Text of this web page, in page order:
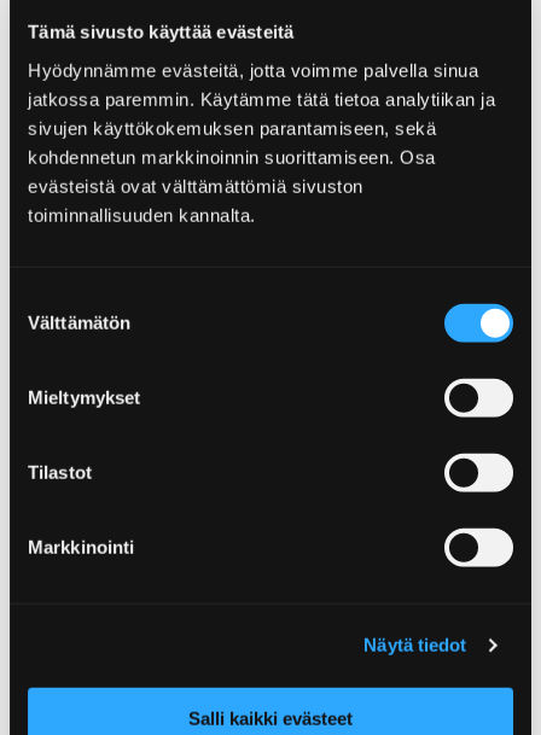
Tämä sivusto käyttää evästeitä
Hyödynnämme evästeitä, jotta voimme palvella sinua
jatkossa paremmin. Käytämme tätä tietoa analytiikan ja
sivujen käyttökokemuksen parantamiseen, sekä
kohdennetun markkinoinnin suorittamiseen. Osa
evästeistä ovat välttämättömiä sivuston
toiminnallisuuden kannalta.
valinta
Välttämätön
Mieltymykset
Tilastot
Markkinointi
Näytä tiedot
Salli kaikki evästeet
abwechslungsreiche Wanderwege verwöhnen
Herz der Natur von Pori eintauchen!
Home
Sehen und Erleben
Die Veranstaltungen
hochrangigen Städter Finnlands für
leicht rund um die Stadt, weil nichts in der
ganze Jahr durch teilnehmen!